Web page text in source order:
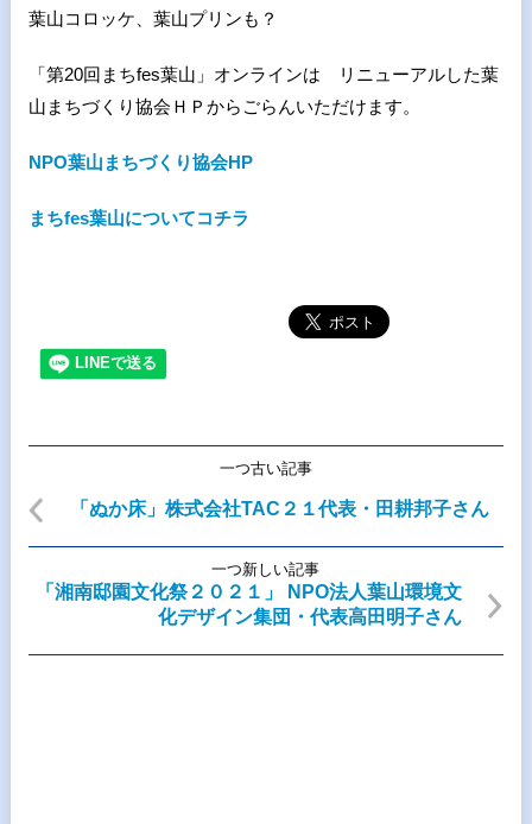
葉山コロッケ、葉山プリンも？
「第20回まちfes葉山」オンラインは リニューアルした葉
山まちづくり協会ＨＰからごらんいただけます。
NPO葉山まちづくり協会HP
まちfes葉山についてコチラ
一つ古い記事
「ぬか床」株式会社TAC２１代表・田耕邦子さん
一つ新しい記事
「湘南邸園文化祭２０２１」 NPO法人葉山環境文
化デザイン集団・代表高田明子さん